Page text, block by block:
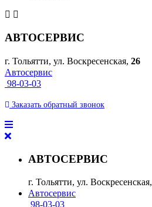
АВТОСЕРВИС
г. Тольятти, ул. Воскресенская, 26
Автосервис
98-03-03
Заказать обратный звонок
АВТОСЕРВИС
г. Тольятти, ул. Воскресенская,
Автосервис
98-03-03